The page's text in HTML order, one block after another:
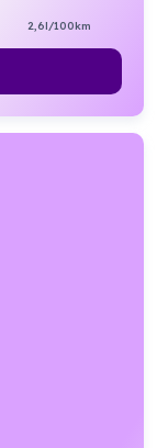
2,6l/100km